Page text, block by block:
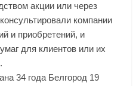
акции или через
компании
и приобретений, и
для клиентов или их
34 года Белгород 19